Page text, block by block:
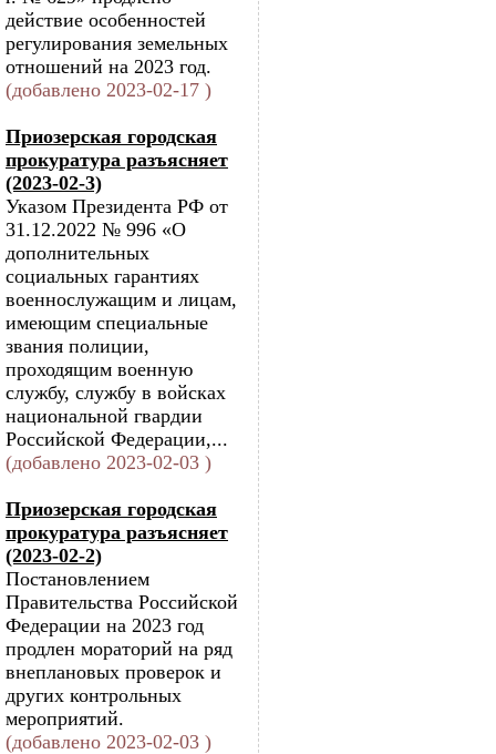
действие особенностей
регулирования земельных
отношений на 2023 год.
(добавлено 2023-02-17 )
Приозерская городская
прокуратура разъясняет
(2023-02-3)
Указом Президента РФ от
31.12.2022 № 996 «О
дополнительных
социальных гарантиях
военнослужащим и лицам,
имеющим специальные
звания полиции,
проходящим военную
службу, службу в войсках
национальной гвардии
Российской Федерации,...
(добавлено 2023-02-03 )
Приозерская городская
прокуратура разъясняет
(2023-02-2)
Постановлением
Правительства Российской
Федерации на 2023 год
продлен мораторий на ряд
внеплановых проверок и
других контрольных
мероприятий.
(добавлено 2023-02-03 )